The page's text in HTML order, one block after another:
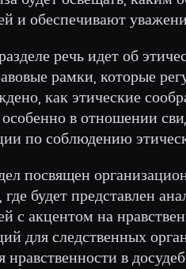
и обеспечивают
речь идет об
рамки, которые
как этические
в отношении
по соблюдению
посвящен
будет представлен
с акцентом на
для следственных
нравственности в